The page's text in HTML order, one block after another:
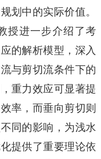
划中的实际价值。
授进一步介绍了考
的解析模型，深入
与剪切流条件下的
重力效应可显著提
率，而垂向剪切则
同的影响，为浅水
提供了重要理论依